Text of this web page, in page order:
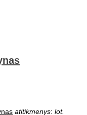
atitikmenys: lot.